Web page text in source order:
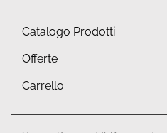
Catalogo Prodotti
Offerte
Carrello